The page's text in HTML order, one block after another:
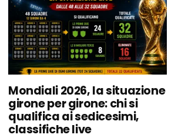
Mondiali 2026, la situazione
girone per girone: chi si
qualifica ai sedicesimi,
classifiche live